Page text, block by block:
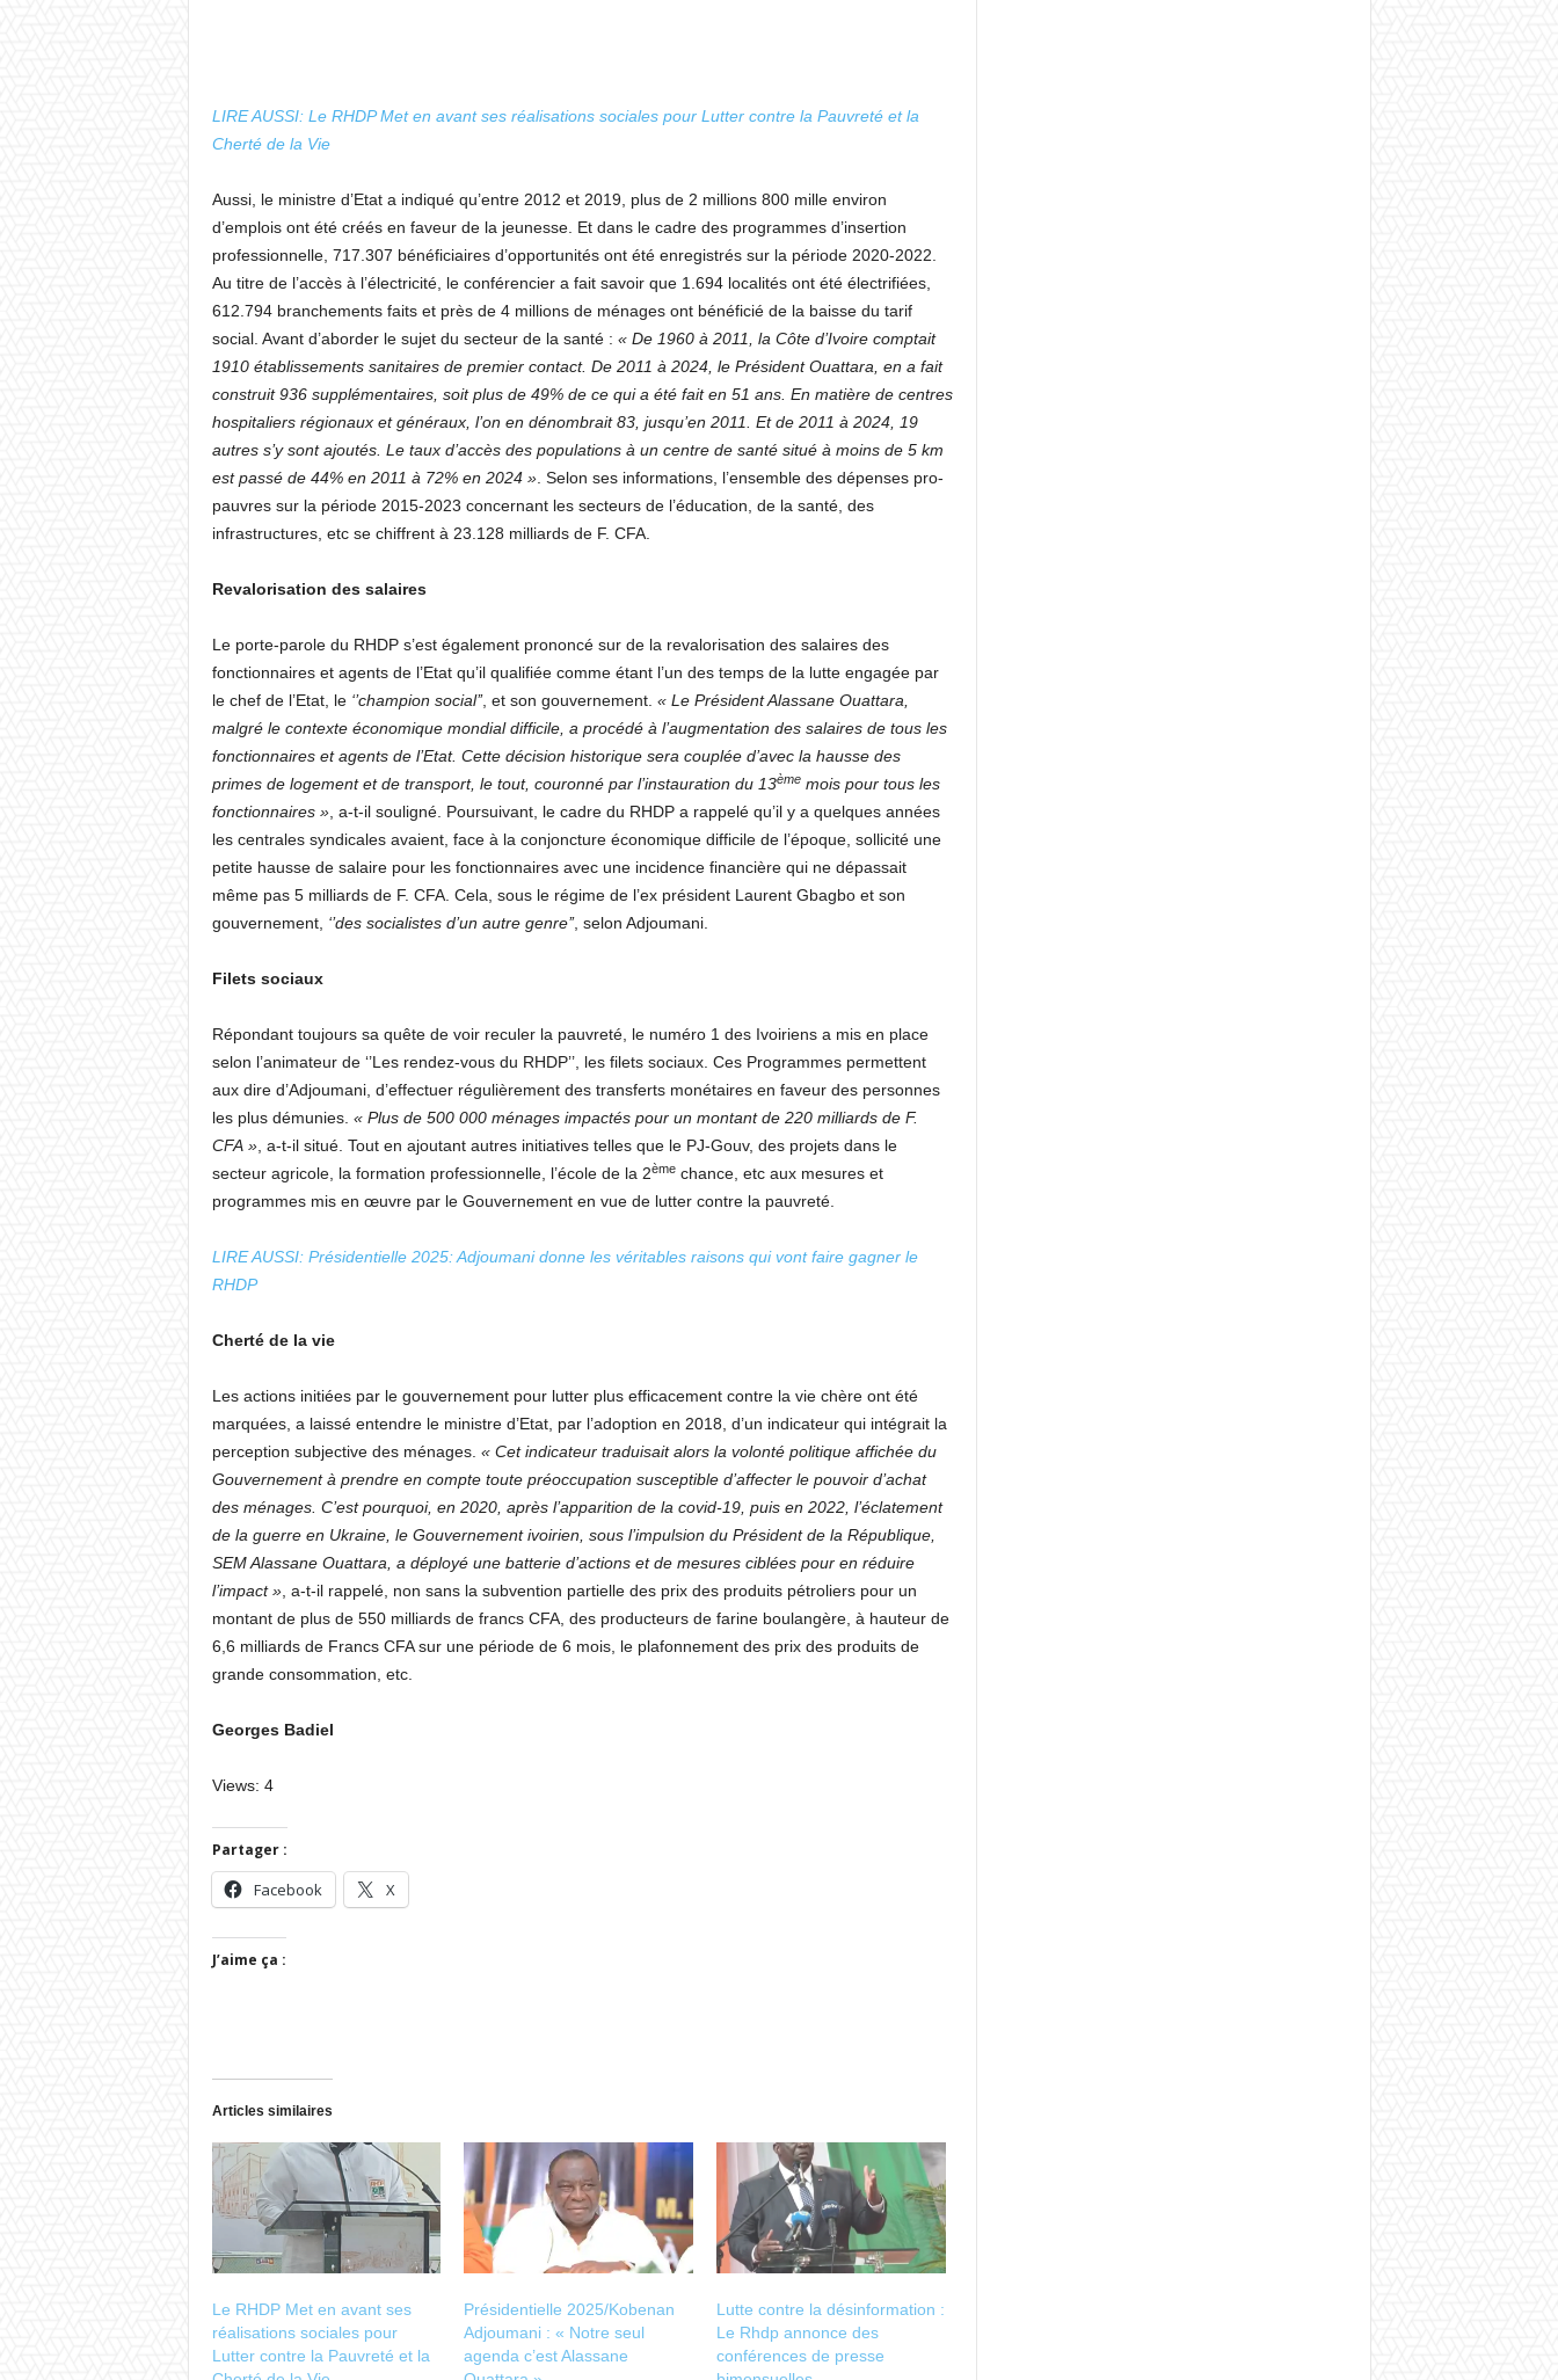
LIRE AUSSI: Le RHDP Met en avant ses réalisations sociales pour Lutter contre la Pauvreté et la
Cherté de la Vie
Aussi, le ministre d’Etat a indiqué qu’entre 2012 et 2019, plus de 2 millions 800 mille environ
d’emplois ont été créés en faveur de la jeunesse. Et dans le cadre des programmes d’insertion
professionnelle, 717.307 bénéficiaires d’opportunités ont été enregistrés sur la période 2020-2022.
Au titre de l’accès à l’électricité, le conférencier a fait savoir que 1.694 localités ont été électrifiées,
612.794 branchements faits et près de 4 millions de ménages ont bénéficié de la baisse du tarif
social. Avant d’aborder le sujet du secteur de la santé : « De 1960 à 2011, la Côte d’Ivoire comptait
1910 établissements sanitaires de premier contact. De 2011 à 2024, le Président Ouattara, en a fait
construit 936 supplémentaires, soit plus de 49% de ce qui a été fait en 51 ans. En matière de centres
hospitaliers régionaux et généraux, l’on en dénombrait 83, jusqu’en 2011. Et de 2011 à 2024, 19
autres s’y sont ajoutés. Le taux d’accès des populations à un centre de santé situé à moins de 5 km
est passé de 44% en 2011 à 72% en 2024 ». Selon ses informations, l’ensemble des dépenses pro-
pauvres sur la période 2015-2023 concernant les secteurs de l’éducation, de la santé, des
infrastructures, etc se chiffrent à 23.128 milliards de F. CFA.
Revalorisation des salaires
Le porte-parole du RHDP s’est également prononcé sur de la revalorisation des salaires des
fonctionnaires et agents de l’Etat qu’il qualifiée comme étant l’un des temps de la lutte engagée par
le chef de l’Etat, le ‘’champion social’’, et son gouvernement. « Le Président Alassane Ouattara,
malgré le contexte économique mondial difficile, a procédé à l’augmentation des salaires de tous les
fonctionnaires et agents de l’Etat. Cette décision historique sera couplée d’avec la hausse des
primes de logement et de transport, le tout, couronné par l’instauration du 13èmemois pour tous les
fonctionnaires », a-t-il souligné. Poursuivant, le cadre du RHDP a rappelé qu’il y a quelques années
les centrales syndicales avaient, face à la conjoncture économique difficile de l’époque, sollicité une
petite hausse de salaire pour les fonctionnaires avec une incidence financière qui ne dépassait
même pas 5 milliards de F. CFA. Cela, sous le régime de l’ex président Laurent Gbagbo et son
gouvernement, ‘’des socialistes d’un autre genre’’, selon Adjoumani.
Filets sociaux
Répondant toujours sa quête de voir reculer la pauvreté, le numéro 1 des Ivoiriens a mis en place
selon l’animateur de ‘’Les rendez-vous du RHDP’’, les filets sociaux. Ces Programmes permettent
aux dire d’Adjoumani, d’effectuer régulièrement des transferts monétaires en faveur des personnes
les plus démunies. « Plus de 500 000 ménages impactés pour un montant de 220 milliards de F.
CFA », a-t-il situé. Tout en ajoutant autres initiatives telles que le PJ-Gouv, des projets dans le
secteur agricole, la formation professionnelle, l’école de la 2èmechance, etc aux mesures et
programmes mis en œuvre par le Gouvernement en vue de lutter contre la pauvreté.
LIRE AUSSI: Présidentielle 2025: Adjoumani donne les véritables raisons qui vont faire gagner le
RHDP
Cherté de la vie
Les actions initiées par le gouvernement pour lutter plus efficacement contre la vie chère ont été
marquées, a laissé entendre le ministre d’Etat, par l’adoption en 2018, d’un indicateur qui intégrait la
perception subjective des ménages. « Cet indicateur traduisait alors la volonté politique affichée du
Gouvernement à prendre en compte toute préoccupation susceptible d’affecter le pouvoir d’achat
des ménages. C’est pourquoi, en 2020, après l’apparition de la covid-19, puis en 2022, l’éclatement
de la guerre en Ukraine, le Gouvernement ivoirien, sous l’impulsion du Président de la République,
SEM Alassane Ouattara, a déployé une batterie d’actions et de mesures ciblées pour en réduire
l’impact », a-t-il rappelé, non sans la subvention partielle des prix des produits pétroliers pour un
montant de plus de 550 milliards de francs CFA, des producteurs de farine boulangère, à hauteur de
6,6 milliards de Francs CFA sur une période de 6 mois, le plafonnement des prix des produits de
grande consommation, etc.
Georges Badiel
Views: 4
Partager :
Facebook X
J’aime ça :
Articles similaires
Le RHDP Met en avant ses
réalisations sociales pour
Lutter contre la Pauvreté et la
Présidentielle 2025/Kobenan
Adjoumani : « Notre seul
agenda c’est Alassane
Lutte contre la désinformation :
Le Rhdp annonce des
conférences de presse